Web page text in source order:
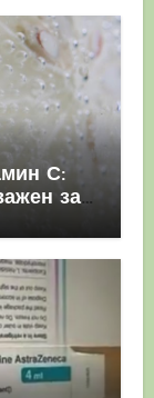
С:
за